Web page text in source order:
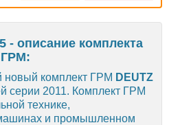
- описание комплекта
ГРМ:
новый комплект ГРМ DEUTZ
серии 2011. Комплект ГРМ
технике,
и промышленном